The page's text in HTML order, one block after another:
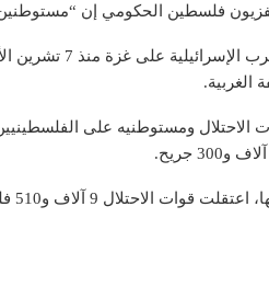
فلسطين الحكومي إن
وبالتزامن مع
الغربية.
9 آلاف و510 فلسطينيين، وفق معطيات رسمية الفلسطينية.